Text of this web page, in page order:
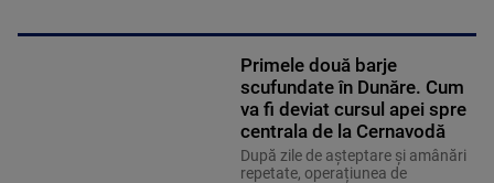
Primele două barje
scufundate în Dunăre. Cum
va fi deviat cursul apei spre
centrala de la Cernavodă
După zile de așteptare și amânări
repetate, operațiunea de